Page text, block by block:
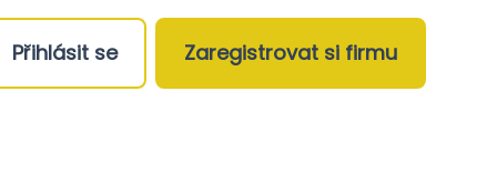
Přihlásit se Zaregistrovat si firmu